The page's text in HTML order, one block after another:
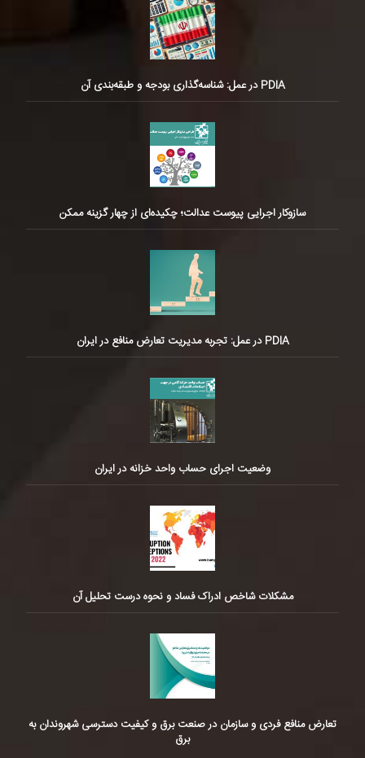
PDIA در عمل: شناسه‌گذاری بودجه و طبقه‌بندی آن
سازوکار اجرایی پیوست عدالت؛ چکیده‌ای از چهار گزینه ممکن
PDIA در عمل: تجربه مدیریت تعارض منافع در ایران
وضعیت اجرای حساب واحد خزانه در ایران
مشکلات شاخص ادراک فساد و نحوه درست تحلیل آن
تعارض منافع فردی و سازمان در صنعت برق و کیفیت دسترسی شهروندان به
برق